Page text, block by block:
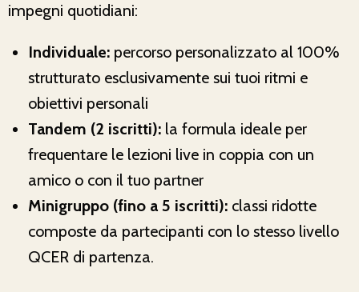
impegni quotidiani:
Individuale: percorso personalizzato al 100%
strutturato esclusivamente sui tuoi ritmi e
obiettivi personali
Tandem (2 iscritti): la formula ideale per
frequentare le lezioni live in coppia con un
amico o con il tuo partner
Minigruppo (fino a 5 iscritti): classi ridotte
composte da partecipanti con lo stesso livello
QCER di partenza.